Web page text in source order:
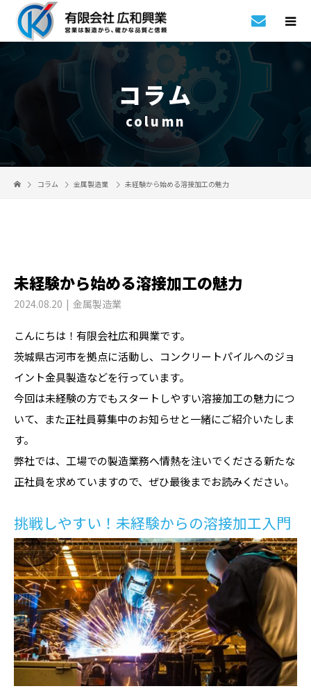
コラム
column
コラム 金属製造業 未経験から始める溶接加工の魅力
未経験から始める溶接加工の魅力
2024.08.20 金属製造業
こんにちは！有限会社広和興業です。
茨城県古河市を拠点に活動し、コンクリートパイルへのジョ
イント金具製造などを行っています。
今回は未経験の方でもスタートしやすい溶接加工の魅力につ
いて、また正社員募集中のお知らせと一緒にご紹介いたしま
す。
弊社では、工場での製造業務へ情熱を注いでくださる新たな
正社員を求めていますので、ぜひ最後までお読みください。
挑戦しやすい！未経験からの溶接加工入門